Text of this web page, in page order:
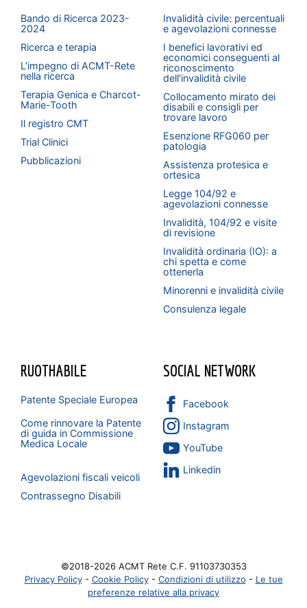
Bando di Ricerca 2023-
2024
Ricerca e terapia
L’impegno di ACMT-Rete
nella ricerca
Terapia Genica e Charcot-
Marie-Tooth
Il registro CMT
Trial Clinici
Pubblicazioni
Invalidità civile: percentuali
e agevolazioni connesse
I benefici lavorativi ed
economici conseguenti al
riconoscimento
dell’invalidità civile
Collocamento mirato dei
disabili e consigli per
trovare lavoro
Esenzione RFG060 per
patologia
Assistenza protesica e
ortesica
Legge 104/92 e
agevolazioni connesse
Invalidità, 104/92 e visite
di revisione
Invalidità ordinaria (IO): a
chi spetta e come
ottenerla
Minorenni e invalidità civile
Consulenza legale
RUOTHABILE
Patente Speciale Europea
Come rinnovare la Patente
di guida in Commissione
Medica Locale
Agevolazioni fiscali veicoli
Contrassegno Disabili
SOCIAL NETWORK
Facebook
Instagram
YouTube
Linkedin
©2018-2026 ACMT Rete C.F. 91103730353
Privacy Policy- Cookie Policy - Condizioni di utilizzo - Le tue
preferenze relative alla privacy